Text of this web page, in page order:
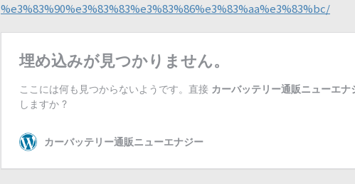
%e3%83%90%e3%83%83%e3%83%86%e3%83%aa%e3%83%bc/